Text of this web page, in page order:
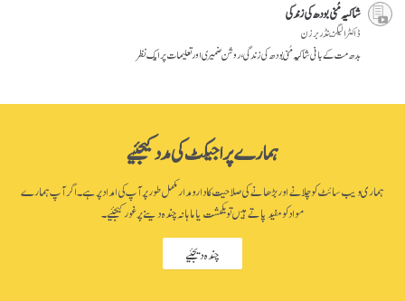
شاکیہ مُنی بودھ کی زندگی
ڈاکٹر الیگزینڈر برزن
بدھ مت کے بانی شاکیہ مُنی بودھ کی زندگی، روشن ضمیری اور تعلیمات پر ایک نظر
ہمارے پراجیکٹ کی مدد کیجئیے
ہماری ویب سائٹ کو چلانے اور بڑھانے کی صلاحیت کا دارومدار مکمل طور پر آپ کی امداد پر ہے۔ اگر آپ ہمارے
مواد کو مفید پاتے ہیں تو یکمشت یا ماہانہ چندہ دینے پر غور کیجئیے۔
چندہ دیجئیے